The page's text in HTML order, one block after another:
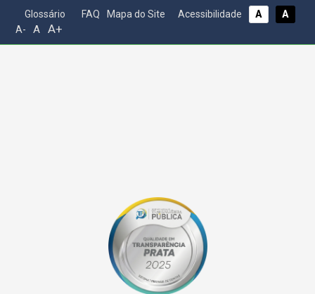
Glossário FAQ Mapa do Site Acessibilidade A
A
A-
A A+